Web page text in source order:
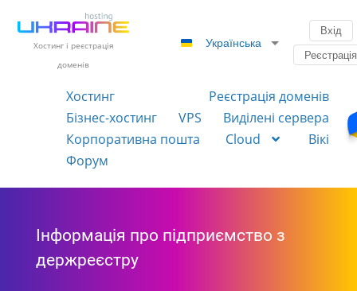
Хостинг і реєстрація
доменів
Українська
Вхід
Реєстрація
Хостинг
Реєстрація доменів
Бізнес-хостинг
VPS
Виділені сервера
Корпоративна пошта
Cloud
Вікі
Форум
Інформація про підприємство з
держреєстру